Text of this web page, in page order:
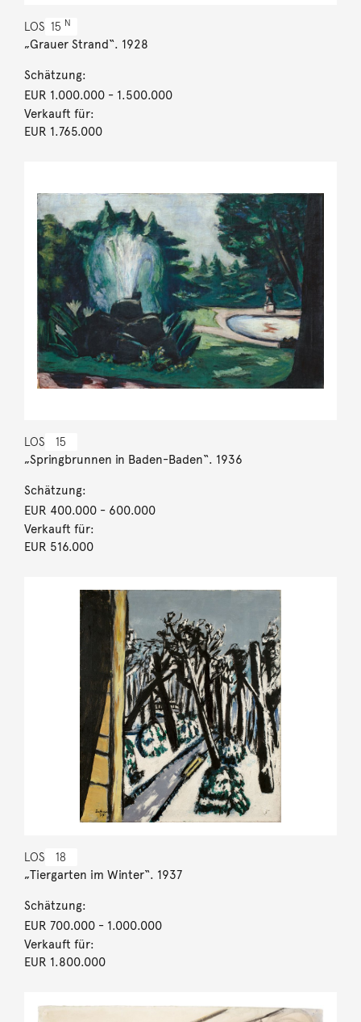
LOS 15 N
„Grauer Strand“. 1928
Schätzung:
EUR 1.000.000- 1.500.000
Verkauft für:
EUR 1.765.000
LOS 15
„Springbrunnen in Baden-Baden“. 1936
Schätzung:
EUR 400.000- 600.000
Verkauft für:
EUR 516.000
LOS 18
„Tiergarten im Winter“. 1937
Schätzung:
EUR 700.000- 1.000.000
Verkauft für:
EUR 1.800.000